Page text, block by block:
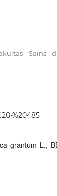
Sains
%20485
grantum L.,